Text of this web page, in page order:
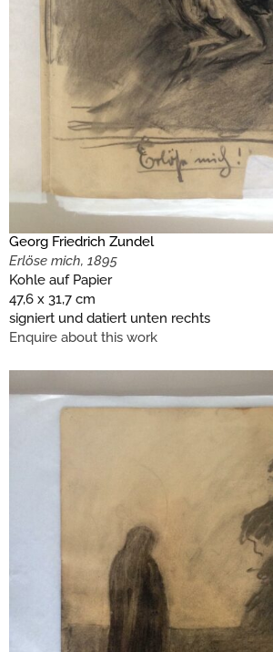
Georg Friedrich Zundel
Erlöse mich, 1895
Kohle auf Papier
47,6 x 31,7 cm
signiert und datiert unten rechts
Enquire about this work